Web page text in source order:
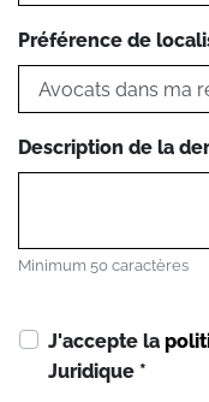
Préférence de
Description de la
Minimum 50 caractères
J'accepte la
Juridique *